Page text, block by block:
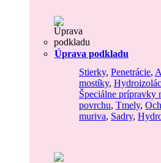
Úprava podkladu
Stierky, Penetrácie,
mostíky,
Špeciálne prípravky
povrchu, Tmely,
muriva, Sadry,